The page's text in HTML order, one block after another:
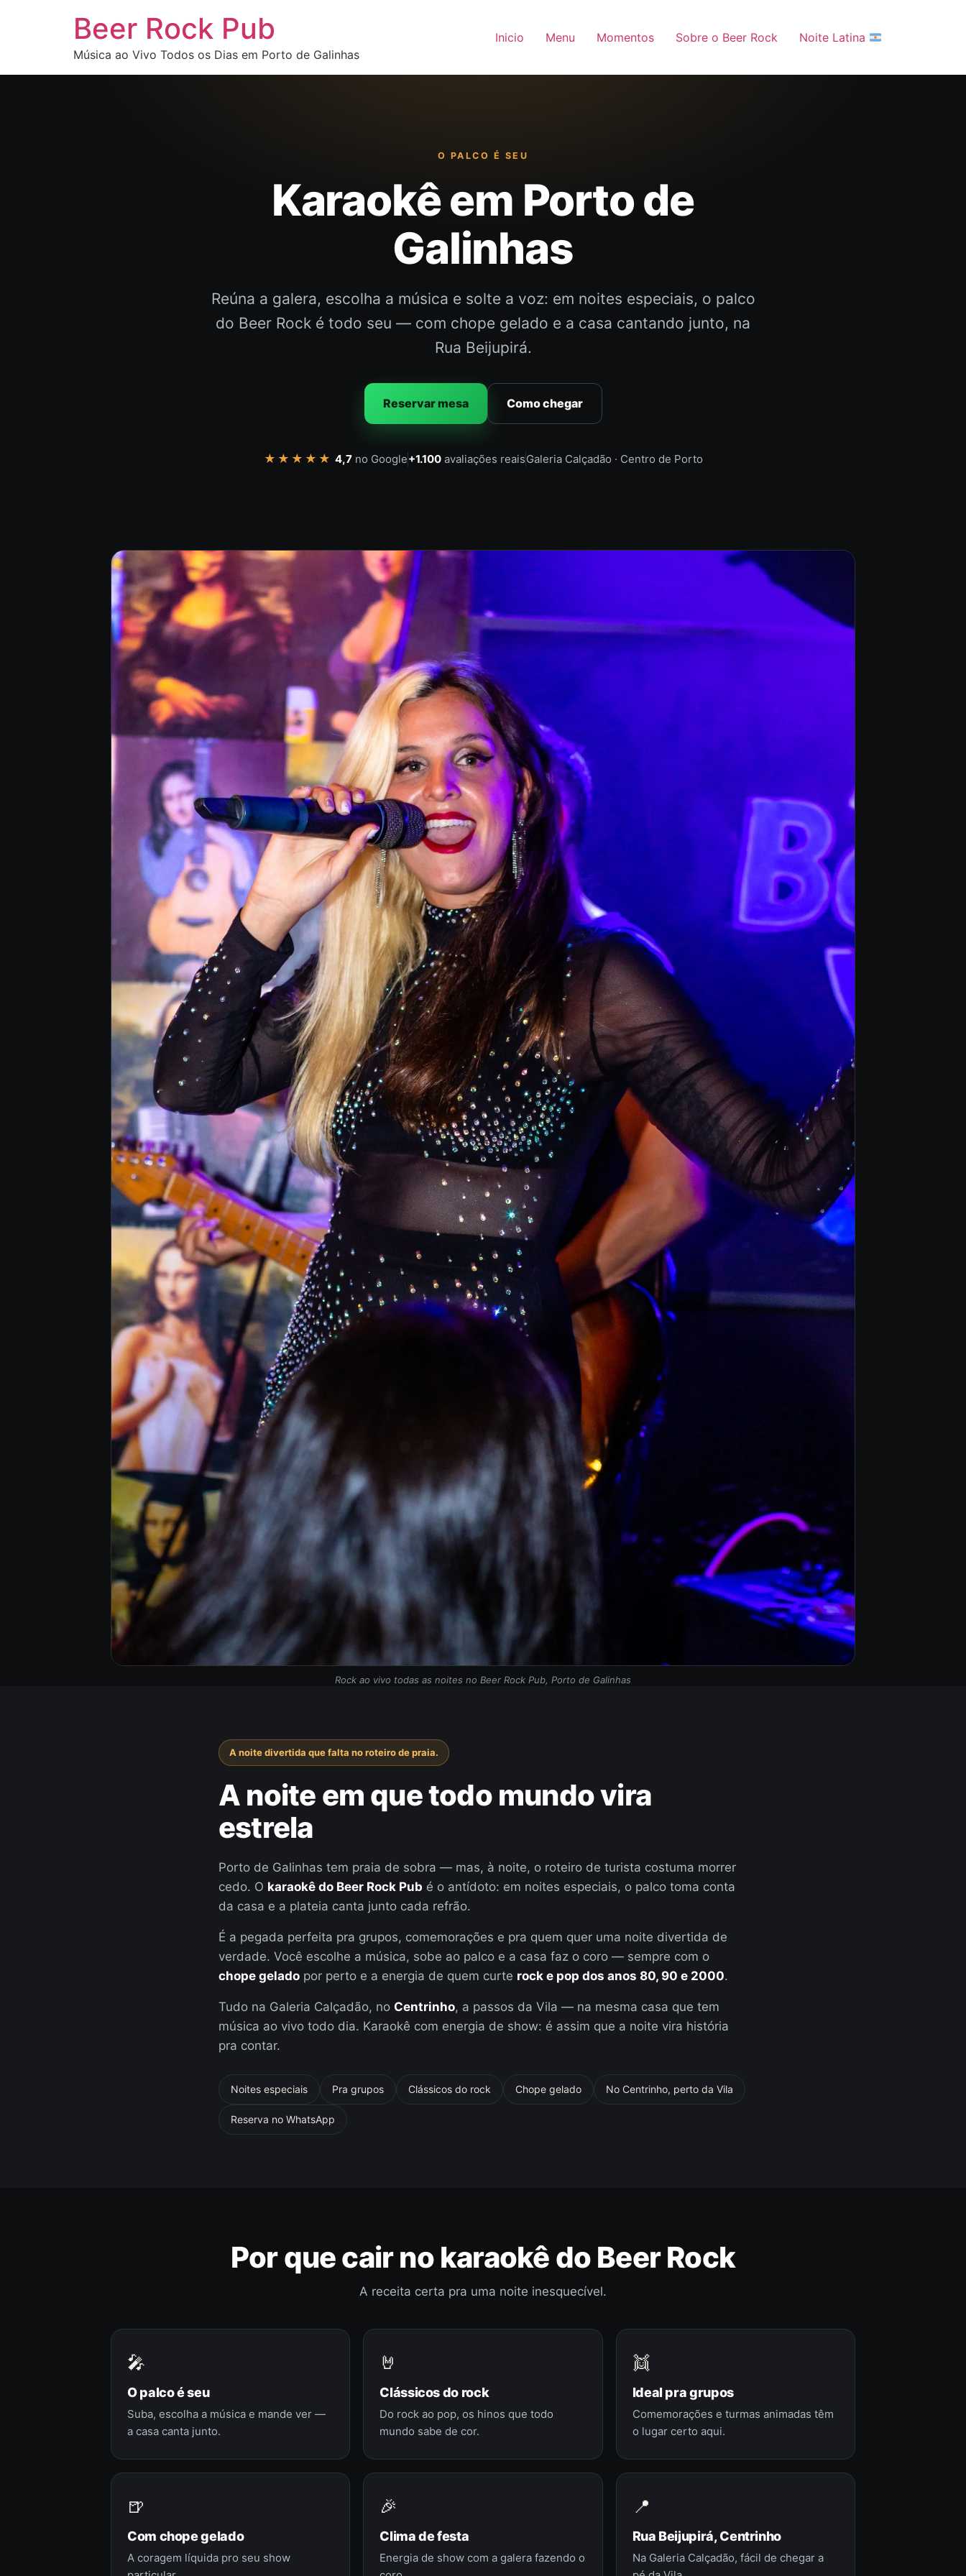
Beer Rock Pub
Música ao Vivo Todos os Dias em Porto de Galinhas
Inicio Menu Momentos Sobre o Beer Rock Noite Latina
O PALCO É SEU
Karaokê em Porto de
Galinhas
Reúna a galera, escolha a música e solte a voz: em noites especiais, o palco
do Beer Rock é todo seu — com chope gelado e a casa cantando junto, na
Rua Beijupirá.
Reservar mesa Como chegar
★★★★★ 4,7no Google+1.100avaliações reaisGaleria Calçadão · Centro de Porto
Rock ao vivo todas as noites no Beer Rock Pub, Porto de Galinhas
A noite divertida que falta no roteiro de praia.
A noite em que todo mundo vira
estrela
Porto de Galinhas tem praia de sobra — mas, à noite, o roteiro de turista costuma morrer
cedo. O karaokê do Beer Rock Pub é o antídoto: em noites especiais, o palco toma conta
da casa e a plateia canta junto cada refrão.
É a pegada perfeita pra grupos, comemorações e pra quem quer uma noite divertida de
verdade. Você escolhe a música, sobe ao palco e a casa faz o coro — sempre com o
chope gelado por perto e a energia de quem curte rock e pop dos anos 80, 90 e 2000.
Tudo na Galeria Calçadão, no Centrinho, a passos da Vila — na mesma casa que tem
música ao vivo todo dia. Karaokê com energia de show: é assim que a noite vira história
pra contar.
Noites especiais Pra grupos Clássicos do rock Chope gelado No Centrinho, perto da Vila
Reserva no WhatsApp
Por que cair no karaokê do Beer Rock
A receita certa pra uma noite inesquecível.
🎤
O palco é seu
Suba, escolha a música e mande ver —
a casa canta junto.
🤘
Clássicos do rock
Do rock ao pop, os hinos que todo
mundo sabe de cor.
👯
Ideal pra grupos
Comemorações e turmas animadas têm
o lugar certo aqui.
🍺
Com chope gelado
A coragem líquida pro seu show
🎉
Clima de festa
Energia de show com a galera fazendo o
📍
Rua Beijupirá, Centrinho
Na Galeria Calçadão, fácil de chegar a